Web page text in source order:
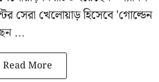
সেরা খেলোয়াড় হিসেবে 'গোল্ডেন
...
Read More